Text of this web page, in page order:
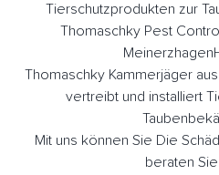
Tierschutzprodukten zur
Thomaschky Pest
Thomaschky Kammerjäger
vertreibt und installiert
Mit uns können Sie Die
beraten